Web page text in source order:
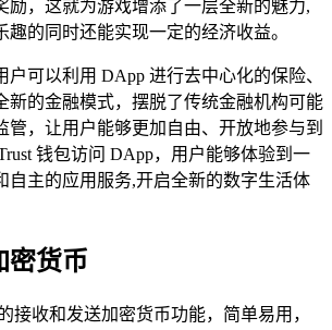
励，这就为游戏增添了一层全新的魅力,
趣的同时还能实现一定的经济收益。
户可以利用 DApp 进行去中心化的保险、
新的金融模式，摆脱了传统金融机构可能
管，让用户能够更加自由、开放地参与到
钱包访问 DApp，用户能够体验到一
自主的应用服务,开启全新的数字生活体
密货币
接收和发送加密货币功能，简单易用，